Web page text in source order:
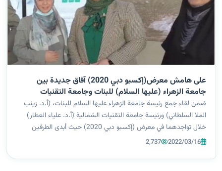
على هامش معرض(إكسبو دبي 2020) آفاق جديدة بين
جامعة الزهراء (عليها السلام) للبنات وجامعة التقنيات
الشمالية تكشف عن تعاون علمي جديد مشترك بين الجانبين
ضمن لقاء جمع رئيسة جامعة الزهراء عليها السلام للبنات، (أ.د. زينب
الملا السلطاني) ورئيسة جامعة التقنيات الشمالية (أ.د. علياء العطار)
خلال تواجدهما في معرض (إكسبو دبي 2020) حيث أبدى الطرفين
استعداهما للتعاون ببرامج علمية واكاديمية مشتركة، بهدف الإرتقاء
2022/03/16
2,737